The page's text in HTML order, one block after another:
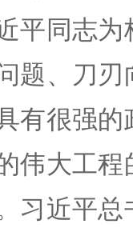
平同志
题、刀
有很强
伟大工
习近平